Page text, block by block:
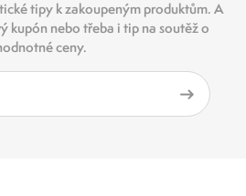
tipy k zakoupeným produktům. A
kupón nebo třeba i tip na soutěž o
ceny.